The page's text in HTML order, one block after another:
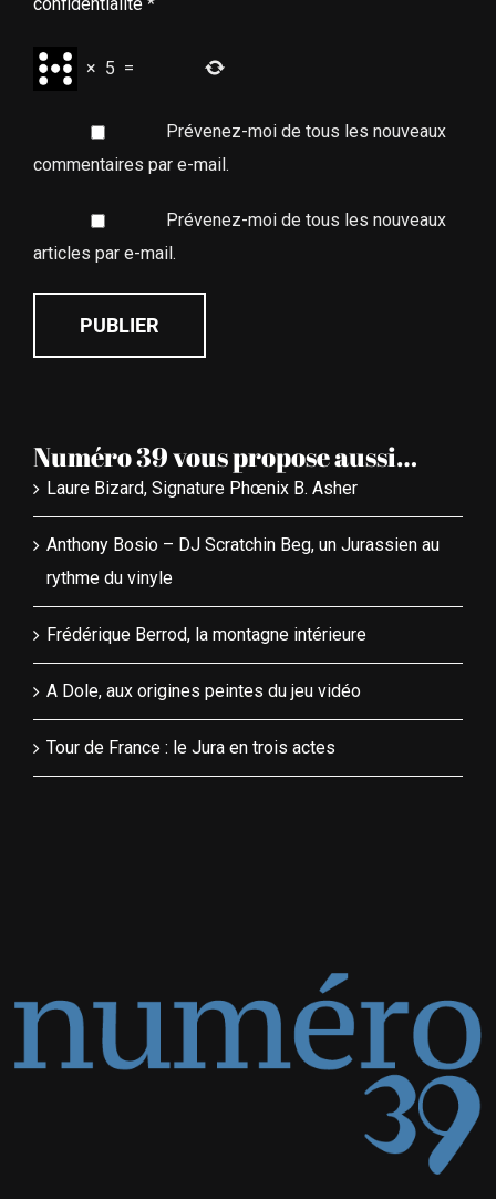
× 5 =
Prévenez-moi de tous les nouveaux
commentaires par e-mail.
Prévenez-moi de tous les nouveaux
articles par e-mail.
Numéro 39 vous propose aussi…
Laure Bizard, Signature Phœnix B. Asher
Anthony Bosio – DJ Scratchin Beg, un Jurassien au
rythme du vinyle
Frédérique Berrod, la montagne intérieure
A Dole, aux origines peintes du jeu vidéo
Tour de France : le Jura en trois actes